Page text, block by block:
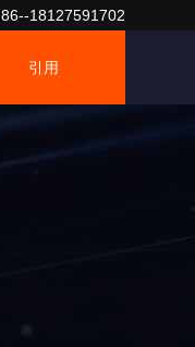
86--18127591702
引用